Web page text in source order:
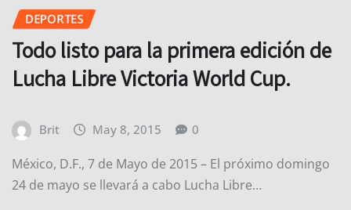
DEPORTES
Todo listo para la primera edición de
Lucha Libre Victoria World Cup.
Brit May 8, 2015 0
México, D.F., 7 de Mayo de 2015 – El próximo domingo
24 de mayo se llevará a cabo Lucha Libre…